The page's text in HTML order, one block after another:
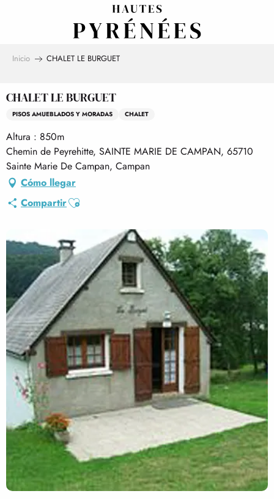
Inicio CHALET LE BURGUET
CHALET LE BURGUET
PISOS AMUEBLADOS Y MORADAS CHALET
Altura : 850m
Chemin de Peyrehitte, SAINTE MARIE DE CAMPAN, 65710
Sainte Marie De Campan, Campan
Cómo llegar
CompartirAjouter aux favoris